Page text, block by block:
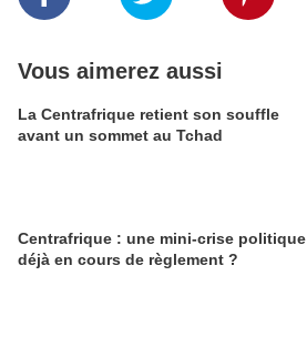
Vous aimerez aussi
La Centrafrique retient son souffle
avant un sommet au Tchad
Centrafrique : une mini-crise politique
déjà en cours de règlement ?